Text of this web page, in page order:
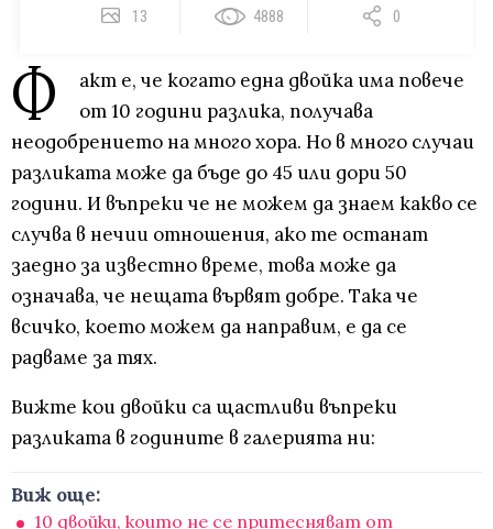
13 4888 0
Ф
акт е, че когато една двойка има повече
от 10 години разлика, получава
неодобрението на много хора. Но в много случаи
разликата може да бъде до 45 или дори 50
години. И въпреки че не можем да знаем какво се
случва в нечии отношения, ако те останат
заедно за известно време, това може да
означава, че нещата вървят добре. Така че
всичко, което можем да направим, е да се
радваме за тях.
Вижте кои двойки са щастливи въпреки
разликата в годините в галерията ни:
Виж още:
10 двойки, които не се притесняват от